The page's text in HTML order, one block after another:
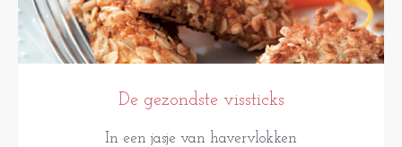
De gezondste vissticks
In een jasje van havervlokken